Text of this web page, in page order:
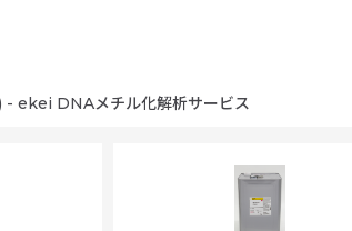
DNAメチル化解析サービス